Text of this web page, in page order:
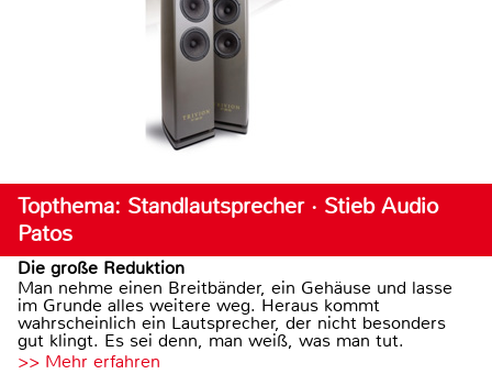
Topthema: Standlautsprecher · Stieb Audio
Patos
Die große Reduktion
Man nehme einen Breitbänder, ein Gehäuse und lasse
im Grunde alles weitere weg. Heraus kommt
wahrscheinlich ein Lautsprecher, der nicht besonders
gut klingt. Es sei denn, man weiß, was man tut.
>> Mehr erfahren